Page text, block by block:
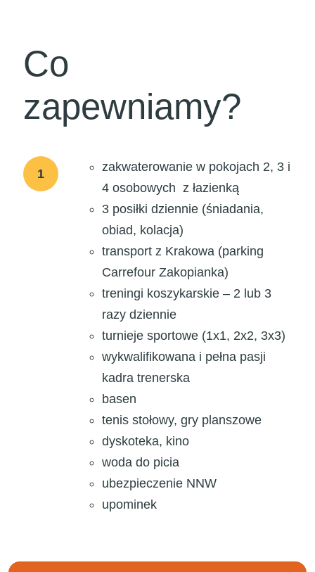
Co
zapewniamy?
1
zakwaterowanie w pokojach 2, 3 i
4 osobowych z łazienką
3 posiłki dziennie (śniadania,
obiad, kolacja)
transport z Krakowa (parking
Carrefour Zakopianka)
treningi koszykarskie – 2 lub 3
razy dziennie
turnieje sportowe (1x1, 2x2, 3x3)
wykwalifikowana i pełna pasji
kadra trenerska
basen
tenis stołowy, gry planszowe
dyskoteka, kino
woda do picia
ubezpieczenie NNW
upominek